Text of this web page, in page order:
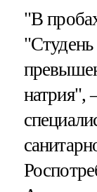
"В
натрия",